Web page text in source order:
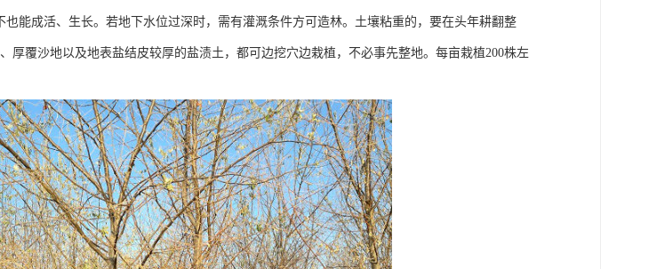
能成活、生长。若地下水位过深时，需有灌溉条件方可造林。土壤粘重的，要在头年耕翻整
厚覆沙地以及地表盐结皮较厚的盐渍土，都可边挖穴边栽植，不必事先整地。每亩栽植200株左